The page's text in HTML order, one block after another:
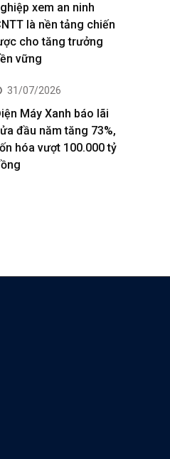
xem an ninh
là nền tảng chiến
cho tăng trưởng
vững
31/07/2026
Máy Xanh báo lãi
đầu năm tăng 73%,
hóa vượt 100.000 tỷ